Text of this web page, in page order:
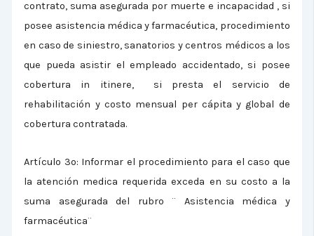
contrato, suma asegurada por muerte e incapacidad , si
posee asistencia médica y farmacéutica, procedimiento
en caso de siniestro, sanatorios y centros médicos a los
que pueda asistir el empleado accidentado, si posee
cobertura in itinere, si presta el servicio de
rehabilitación y costo mensual per cápita y global de
cobertura contratada.
Artículo 3º: Informar el procedimiento para el caso que
la atención medica requerida exceda en su costo a la
suma asegurada del rubro ¨ Asistencia médica y
farmacéutica¨